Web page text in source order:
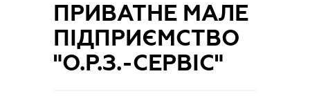
ПРИВАТНЕ МАЛЕ
ПІДПРИЄМСТВО
"О.Р.З.-СЕРВІС"